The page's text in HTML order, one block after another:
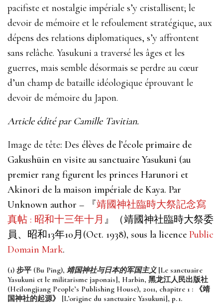
pacifiste et nostalgie impériale s’y cristallisent; le
devoir de mémoire et le refoulement stratégique, aux
dépens des relations diplomatiques, s’y affrontent
sans relâche. Yasukuni a traversé les âges et les
guerres, mais semble désormais se perdre au cœur
d’un champ de bataille idéologique éprouvant le
devoir de mémoire du Japon.
Article édité par Camille Tavitian.
Image de tête: Des élèves de l’école primaire de
Gakushūin en visite au sanctuaire Yasukuni (au
premier rang figurent les princes Harunori et
Akinori de la maison impériale de Kaya. Par
Unknown author – 『 靖國神社臨時大祭記念寫
真帖 : 昭和十三年十月 』（靖國神社臨時大祭委
員、昭和13年10月(Oct. 1938), sous la licence Public
Domain Mark.
(1) 步平 (Bu Ping), 靖国神社与日本的军国主义[Le sanctuaire
Yasukuni et le militarisme japonais], Harbin, 黑龙江人民出版社
(Heilongjiang People’s Publishing House), 2011, chapitre 1 : 《靖
国神社的起源》 [L’origine du sanctuaire Yasukuni], p. 1.